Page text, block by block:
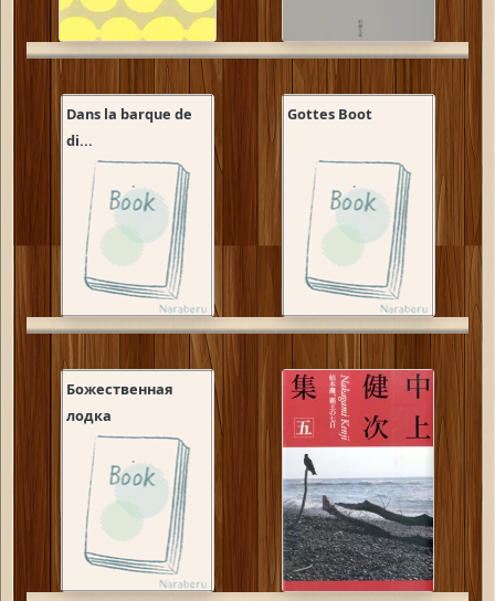
Dans la barque de
di...
Gottes Boot
Божественная
лодка